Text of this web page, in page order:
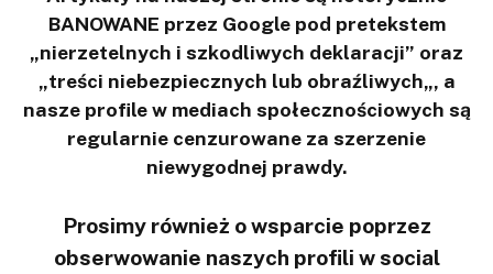
BANOWANE przez Google pod pretekstem
„nierzetelnych i szkodliwych deklaracji” oraz
„treści niebezpiecznych lub obraźliwych„, a
nasze profile w mediach społecznościowych są
regularnie cenzurowane za szerzenie
niewygodnej prawdy.
Prosimy również o wsparcie poprzez
obserwowanie naszych profili w social